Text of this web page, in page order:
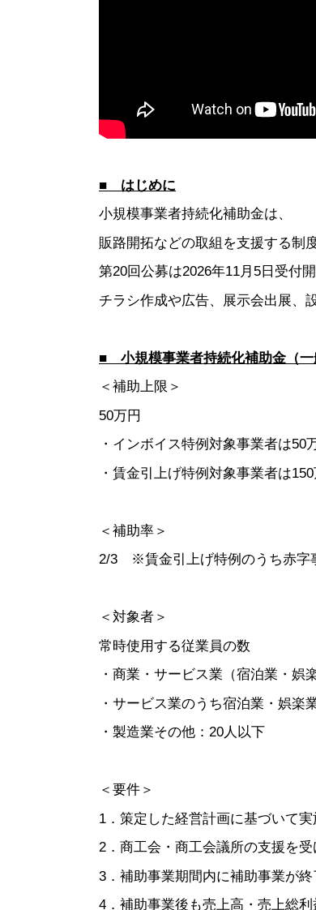
■ はじめに
小規模事業者持続化補助金は、
販路開拓などの取組を支援する制
第20回公募は2026年11月5日受付
チラシ作成や広告、展示会出展、
■ 小規模事業者持続化補助金（一
＜補助上限＞
50万円
・インボイス特例対象事業者は50
・賃金引上げ特例対象事業者は
＜補助率＞
2/3 ※賃金引上げ特例のうち赤字
＜対象者＞
常時使用する従業員の数
・商業・サービス業（宿泊業・娯
・サービス業のうち宿泊業・娯楽
・製造業その他：20人以下
＜要件＞
1．策定した経営計画に基づいて実
2．商工会・商工会議所の支援を
3．補助事業期間内に補助事業が終
4．補助事業後も売上高・売上総